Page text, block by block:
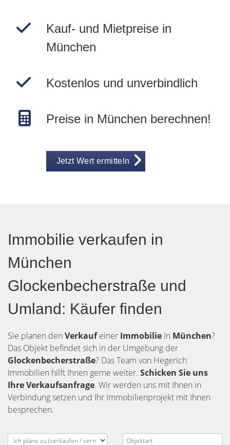
Kauf- und Mietpreise in
München
Kostenlos und unverbindlich
Preise in München berechnen!
Jetzt Wert ermitteln
Immobilie verkaufen in
München
Glockenbecherstraße und
Umland: Käufer finden
Sie planen den Verkaufeiner Immobilie in München?
Das Objekt befindet sich in der Umgebung der
Glockenbecherstraße? Das Team von Hegerich
Immobilien hilft Ihnen gerne weiter. Schicken Sie uns
Ihre Verkaufsanfrage. Wir werden uns mit Ihnen in
Verbindung setzen und Ihr Immobilienprojekt mit Ihnen
besprechen.